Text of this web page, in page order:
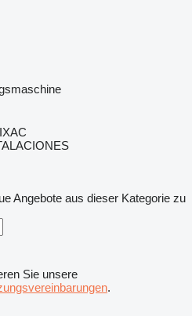
Angebote aus dieser Kategorie zu
Sie unsere
.